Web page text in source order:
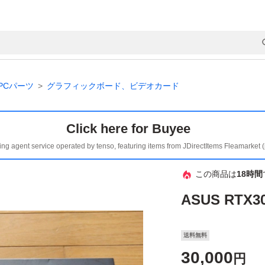
パーツ グラフィックボード、ビデオカード
Click here for Buyee
agent service operated by tenso, featuring items from JDirectItems Fleamarket
この商品は18時間
ASUS
送料無料
30,000 円